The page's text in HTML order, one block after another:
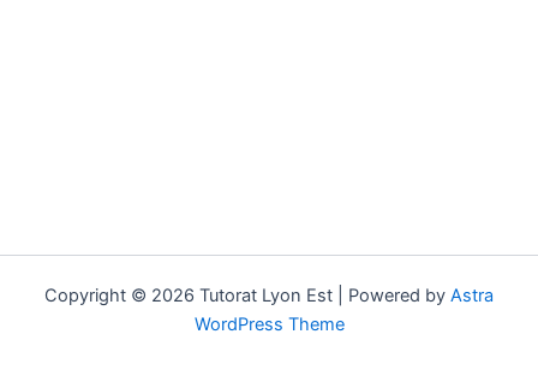
Copyright © 2026 Tutorat Lyon Est | Powered by Astra
WordPress Theme